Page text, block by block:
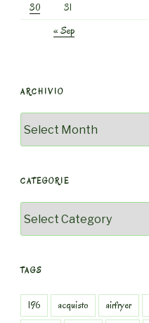
30
31
« Sep
ARCHIVIO
CATEGORIE
TAGS
196 acquisto airfryer